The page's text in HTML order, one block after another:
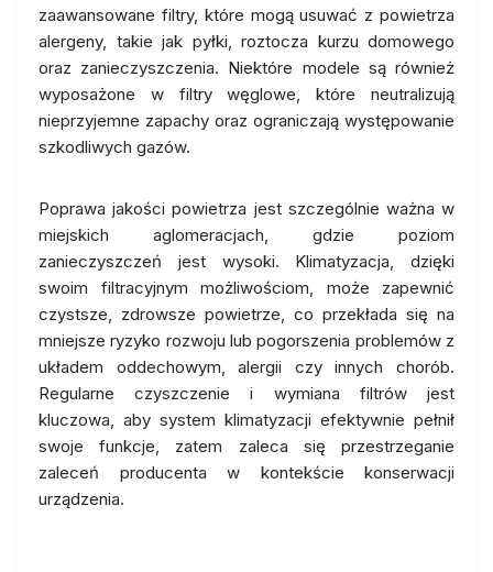
zaawansowane filtry, które mogą usuwać z powietrza
alergeny, takie jak pyłki, roztocza kurzu domowego
oraz zanieczyszczenia. Niektóre modele są również
wyposażone w filtry węglowe, które neutralizują
nieprzyjemne zapachy oraz ograniczają występowanie
szkodliwych gazów.
Poprawa jakości powietrza jest szczególnie ważna w
miejskich aglomeracjach, gdzie poziom
zanieczyszczeń jest wysoki. Klimatyzacja, dzięki
swoim filtracyjnym możliwościom, może zapewnić
czystsze, zdrowsze powietrze, co przekłada się na
mniejsze ryzyko rozwoju lub pogorszenia problemów z
układem oddechowym, alergii czy innych chorób.
Regularne czyszczenie i wymiana filtrów jest
kluczowa, aby system klimatyzacji efektywnie pełnił
swoje funkcje, zatem zaleca się przestrzeganie
zaleceń producenta w kontekście konserwacji
urządzenia.